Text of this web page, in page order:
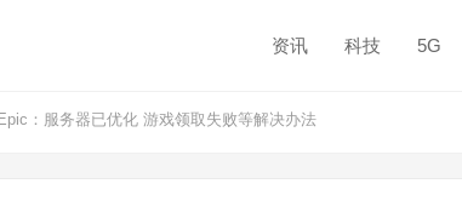
资讯 科技 5G
：服务器已优化 游戏领取失败等解决办法